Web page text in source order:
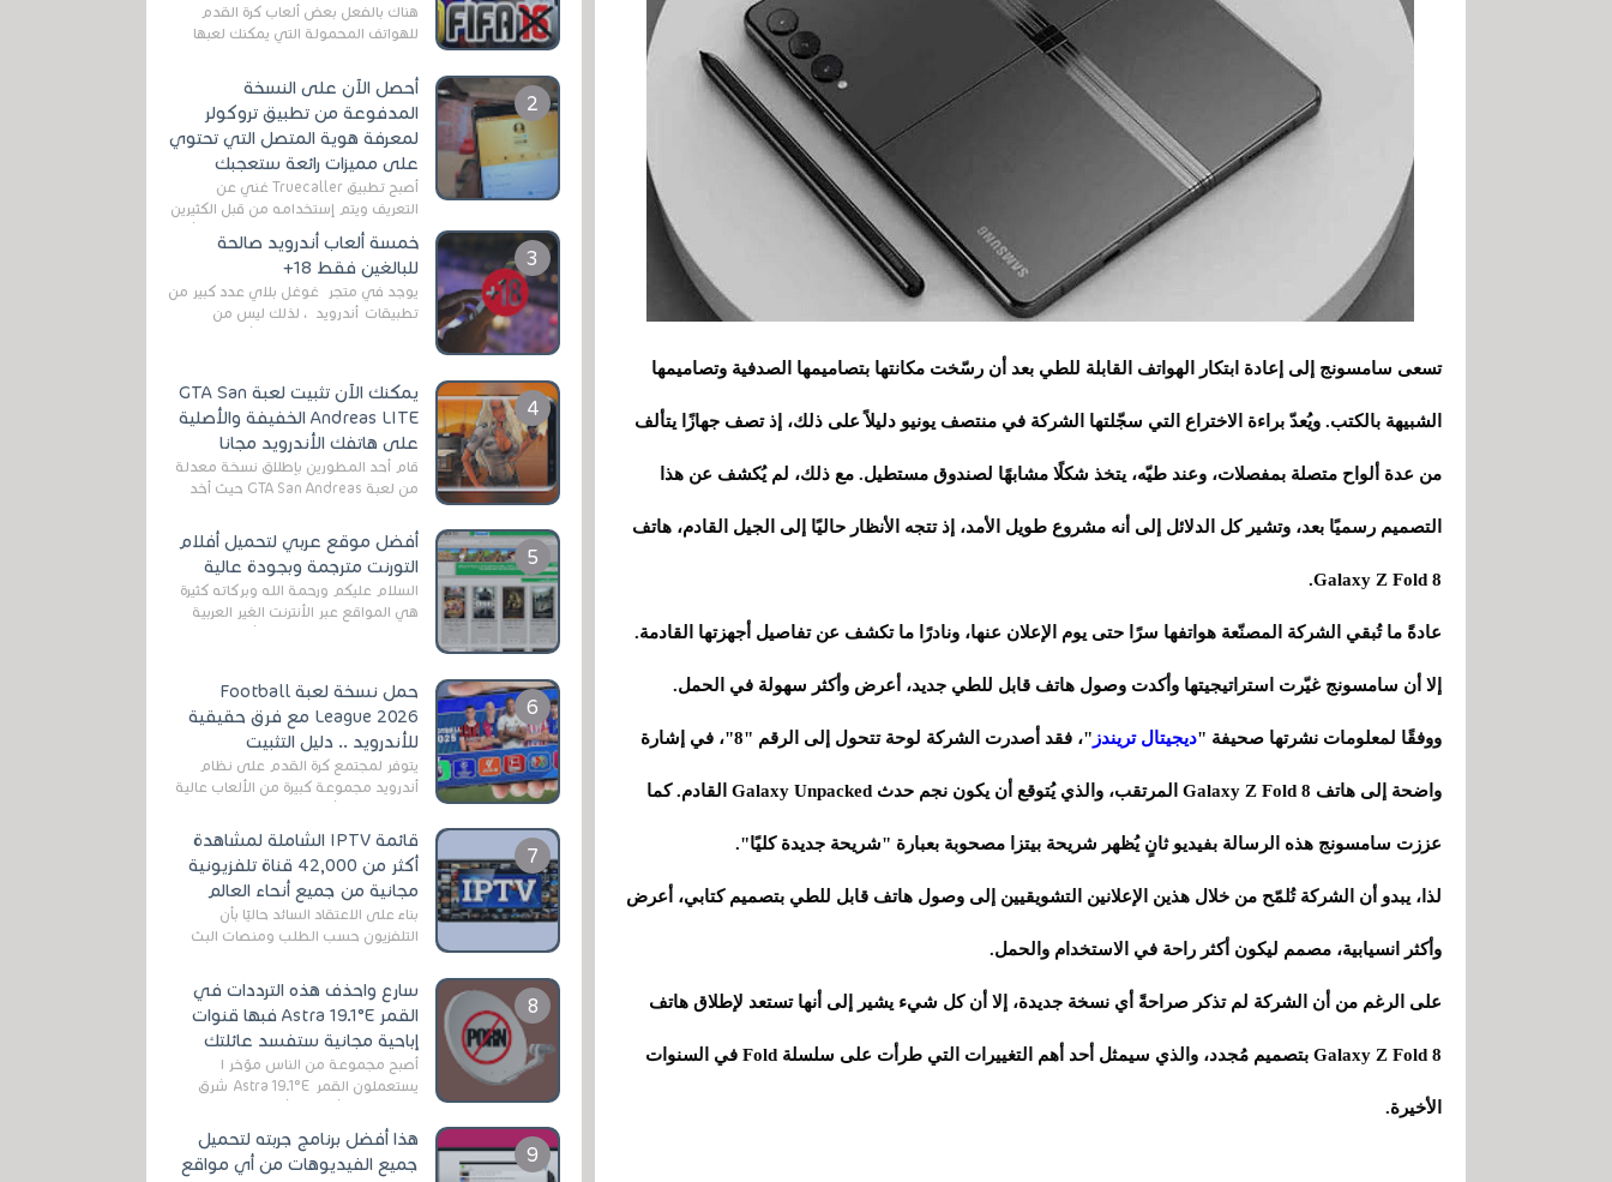
تسعى سامسونج إلى إعادة ابتكار الهواتف القابلة للطي بعد أن رسّخت مكانتها بتصاميمها الصدفية وتصاميمها
الشبيهة بالكتب. ويُعدّ براءة الاختراع التي سجّلتها الشركة في منتصف يونيو دليلاً على ذلك، إذ تصف جهازًا يتألف
من عدة ألواح متصلة بمفصلات، وعند طيّه، يتخذ شكلًا مشابهًا لصندوق مستطيل. مع ذلك، لم يُكشف عن هذا
التصميم رسميًا بعد، وتشير كل الدلائل إلى أنه مشروع طويل الأمد، إذ تتجه الأنظار حاليًا إلى الجيل القادم، هاتف
Galaxy Z Fold 8.
عادةً ما تُبقي الشركة المصنّعة هواتفها سرًا حتى يوم الإعلان عنها، ونادرًا ما تكشف عن تفاصيل أجهزتها القادمة.
إلا أن سامسونج غيّرت استراتيجيتها وأكدت وصول هاتف قابل للطي جديد، أعرض وأكثر سهولة في الحمل.
ووفقًا لمعلومات نشرتها صحيفة "ديجيتال تريندز "، فقد أصدرت الشركة لوحة تتحول إلى الرقم "8"، في إشارة
واضحة إلى هاتف Galaxy Z Fold 8 المرتقب، والذي يُتوقع أن يكون نجم حدث Galaxy Unpacked القادم. كما
عززت سامسونج هذه الرسالة بفيديو ثانٍ يُظهر شريحة بيتزا مصحوبة بعبارة "شريحة جديدة كليًا".
لذا، يبدو أن الشركة تُلمّح من خلال هذين الإعلانين التشويقيين إلى وصول هاتف قابل للطي بتصميم كتابي، أعرض
وأكثر انسيابية، مصمم ليكون أكثر راحة في الاستخدام والحمل.
على الرغم من أن الشركة لم تذكر صراحةً أي نسخة جديدة، إلا أن كل شيء يشير إلى أنها تستعد لإطلاق هاتف
Galaxy Z Fold 8 بتصميم مُجدد، والذي سيمثل أحد أهم التغييرات التي طرأت على سلسلة Fold في السنوات
الأخيرة.
هناك بالفعل بعض ألعاب كرة القدم
للهواتف المحمولة التي يمكنك لعبها
مثل EA Sports ...
أحصل الآن على النسخة
المدفوعة من تطبيق تروكولر
لمعرفة هوية المتصل التي تحتوي
على مميزات رائعة ستعجبك
أصبح تطبيق Truecaller غني عن
التعريف ويتم إستخدامه من قبل الكثيرين
رغم المخاطر المتعلقه به وذلك من أجل
التخلص من المضايقات الكثيرة في
العال...
خمسة ألعاب أندرويد صالحة
للبالغين فقط 18+
يوجد في متجر غوغل بلاي عدد كبير من
تطبيقات أندرويد ، لذلك ليس من
يمكنك الآن تثبيت لعبة GTA San
Andreas LITE الخفيفة والأصلية
على هاتفك الأندرويد مجانا
قام أحد المطورين بإطلاق نسخة معدلة
من لعبة GTA San Andreas حيث أخد
وجعلها خفيفة LITE لهواتف الأندرويد ،
وق...
أفضل موقع عربي لتحميل أفلام
التورنت مترجمة وبجودة عالية
السلام عليكم ورحمة الله وبركاته كثيرة
هي المواقع عبر الأنترنت الغير العربية
حمل نسخة لعبة Football
League 2026 مع فرق حقيقية
للأندرويد .. دليل التثبيت
يتوفر لمجتمع كرة القدم على نظام
أندرويد مجموعة كبيرة من الألعاب عالية
قائمة IPTV الشاملة لمشاهدة
أكثر من 42,000 قناة تلفزيونية
مجانية من جميع أنحاء العالم
بناءً على الاعتقاد السائد حاليًا بأن
التلفزيون حسب الطلب ومنصات البث
سارع واحذف هذه الترددات في
القمر Astra 19.1°E فبها قنوات
إباحية مجانية ستفسد عائلتك
أصبح مجموعة من الناس مؤخر ا
يستعملون القمر Astra 19.1°E شرق
وذلك بسبب أن هذا الأخير يتوفرعلى
قنوات مميزة جدا تنقل العديد من البرامج
اله...
هذا أفضل برنامج جربته لتحميل
جميع الفيديوهات من أي مواقع